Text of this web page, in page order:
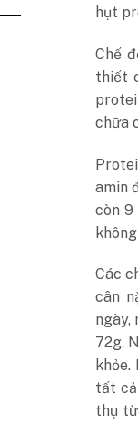
hụt
Chế
thiết
chữa
amin
còn 9
Các
cân
ngày,
72g.
tất
thụ